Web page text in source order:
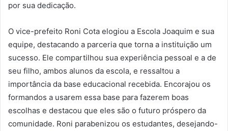
por sua dedicação.
O vice-prefeito Roni Cota elogiou a Escola Joaquim e sua
equipe, destacando a parceria que torna a instituição um
sucesso. Ele compartilhou sua experiência pessoal e a de
seu filho, ambos alunos da escola, e ressaltou a
importância da base educacional recebida. Encorajou os
formandos a usarem essa base para fazerem boas
escolhas e destacou que eles são o futuro próspero da
comunidade. Roni parabenizou os estudantes, desejando-